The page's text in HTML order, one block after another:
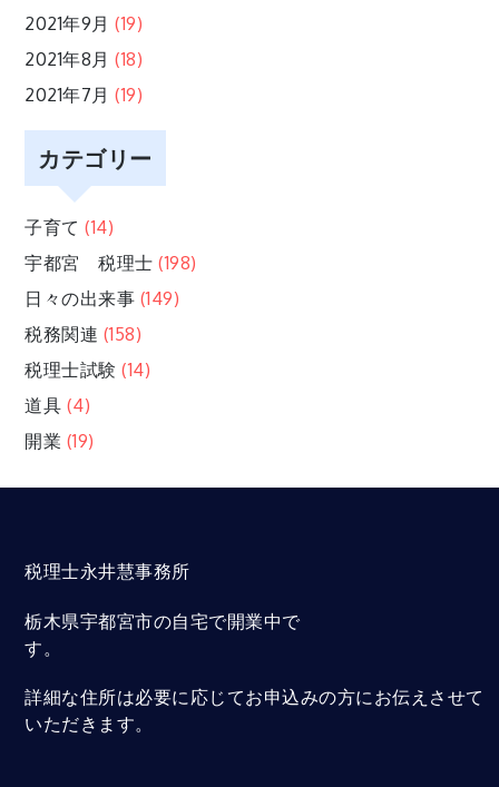
2021年9月 (19)
2021年8月 (18)
2021年7月 (19)
カテゴリー
子育て (14)
宇都宮 税理士 (198)
日々の出来事 (149)
税務関連 (158)
税理士試験 (14)
道具 (4)
開業 (19)
税理士永井慧事務所
栃木県宇都宮市の自宅で開業中で
す。
詳細な住所は必要に応じてお申込みの方にお伝えさせて
いただきます。